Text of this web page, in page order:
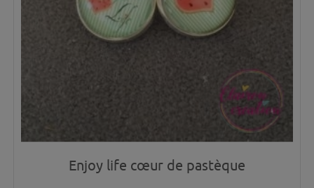
Enjoy life cœur de pastèque